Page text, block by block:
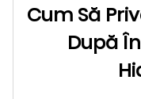
Cum Să
După